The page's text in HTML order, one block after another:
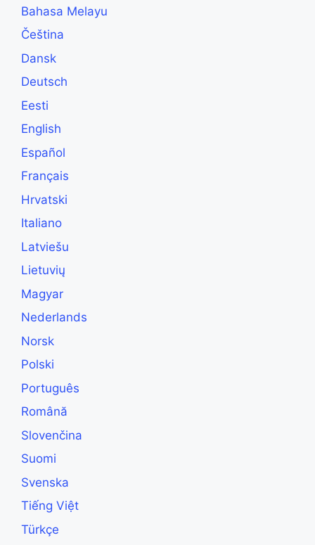
Bahasa Melayu
Čeština
Dansk
Deutsch
Eesti
English
Español
Français
Hrvatski
Italiano
Latviešu
Lietuvių
Magyar
Nederlands
Norsk
Polski
Português
Română
Slovenčina
Suomi
Svenska
Tiếng Việt
Türkçe